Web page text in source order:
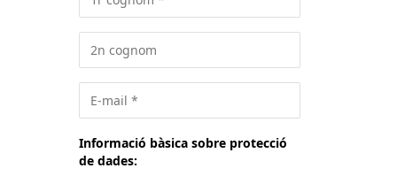
Informació bàsica sobre protecció
de dades: